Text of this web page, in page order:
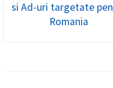
si Ad-uri targetate
Romania